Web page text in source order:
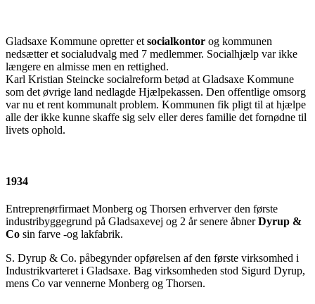
Gladsaxe Kommune opretter et socialkontor og kommunen
nedsætter et socialudvalg med 7 medlemmer. Socialhjælp var ikke
længere en almisse men en rettighed.
Karl Kristian Steincke socialreform betød at Gladsaxe Kommune
som det øvrige land nedlagde Hjælpekassen. Den offentlige omsorg
var nu et rent kommunalt problem. Kommunen fik pligt til at hjælpe
alle der ikke kunne skaffe sig selv eller deres familie det fornødne til
livets ophold.
1934
Entreprenørfirmaet Monberg og Thorsen erhverver den første
industribyggegrund på Gladsaxevej og 2 år senere åbnerDyrup &
Co sin farve -og lakfabrik.
S. Dyrup & Co. påbegynder opførelsen af den første virksomhed i
Industrikvarteret i Gladsaxe. Bag virksomheden stod Sigurd Dyrup,
mens Co var vennerne Monberg og Thorsen.